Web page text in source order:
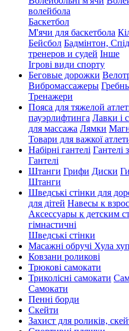
волейбола
Баскетбол
М'ячи для баскетбола
Бейсбол Бадмінтон,
тренеров и судей Інше
Ігрові види спорту
Беговые дорожки
Вибромассажеры
Тренажери
Пояса для тяжелой
пауэрлифтинга Лавки і
для массажа Лямки
Товари для важкої
Набірні гантелі Гантелі
Гантелі
Штанги Грифи Диски
Штанги
Шведські стінки для
для дітей Навесы к
Аксессуары к детским
гімнастичні
Шведські стінки
Масажні обручі Хула
Ковзани роликові
Трюкові самокати
Триколісні самокати
Cамокати
Пенні борди
Скейти
Захист для роликів,